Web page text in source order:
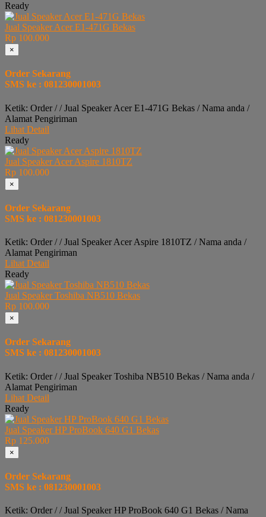
Ready
Jual Speaker Acer E1-471G Bekas
Rp 100.000
×
Order Sekarang
SMS ke : 081230001003
Ketik: Order / / Jual Speaker Acer E1-471G Bekas / Nama anda /
Alamat Pengiriman
Lihat Detail
Ready
Jual Speaker Acer Aspire 1810TZ
Rp 100.000
×
Order Sekarang
SMS ke : 081230001003
Ketik: Order / / Jual Speaker Acer Aspire 1810TZ / Nama anda /
Alamat Pengiriman
Lihat Detail
Ready
Jual Speaker Toshiba NB510 Bekas
Rp 100.000
×
Order Sekarang
SMS ke : 081230001003
Ketik: Order / / Jual Speaker Toshiba NB510 Bekas / Nama anda /
Alamat Pengiriman
Lihat Detail
Ready
Jual Speaker HP ProBook 640 G1 Bekas
Rp 125.000
×
Order Sekarang
SMS ke : 081230001003
Ketik: Order / / Jual Speaker HP ProBook 640 G1 Bekas / Nama